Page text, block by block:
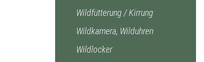
Wildfütterung / Kirrung
Wildkamera, Wilduhren
Wildlocker